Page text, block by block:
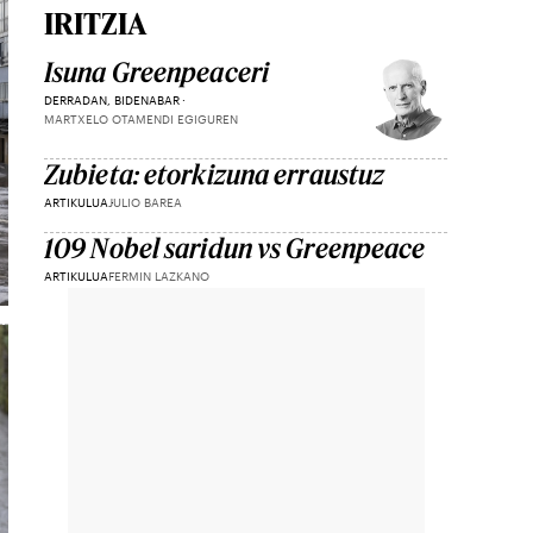
IRITZIA
Isuna Greenpeaceri
DERRADAN, BIDENABAR
MARTXELO OTAMENDI EGIGUREN
Zubieta: etorkizuna erraustuz
ARTIKULUA JULIO BAREA
109 Nobel saridun vs Greenpeace
ARTIKULUAFERMIN LAZKANO